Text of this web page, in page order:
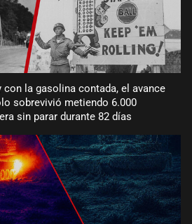
la gasolina contada, el avance
sobrevivió metiendo 6.000
sin parar durante 82 días